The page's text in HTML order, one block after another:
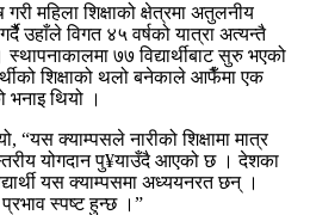
महिला शिक्षाको क्षेत्रमा अतुलनीय
उहाँले विगत ४५ वर्षको यात्रा अत्यन्तै
७७ विद्यार्थीबाट सुरु भएको
शिक्षाको थलो बनेकाले आफैँमा एक
भनाइ थियो ।
“यस क्याम्पसले नारीको शिक्षामा मात्र
योगदान पु¥याउँदै आएको छ । देशका
यस क्याम्पसमा अध्ययनरत छन् ।
स्पष्ट हुन्छ ।”